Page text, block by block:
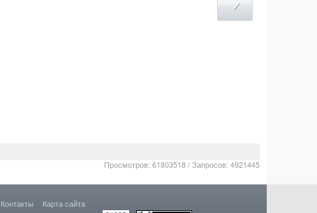
Просмотров: 61803518 / Запросов: 4921445
Контакты Карта сайта